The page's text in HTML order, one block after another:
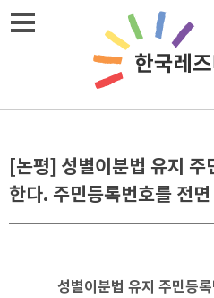
Skip
[논평] 성별이분법 유지
한다. 주민등록번호를 전
성별이분법 유지 주민등